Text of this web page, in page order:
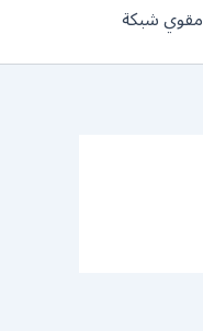
مقوي شبكة